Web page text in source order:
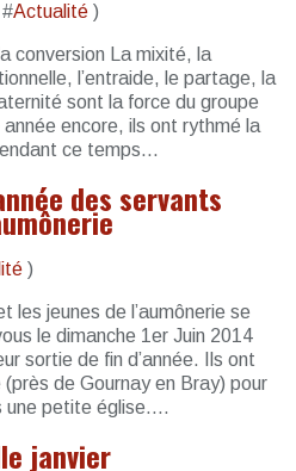
Actualité )
conversion La mixité, la
l’entraide, le partage, la
sont la force du groupe
encore, ils ont rythmé la
ce temps...
des servants
)
les jeunes de l’aumônerie se
le dimanche 1er Juin 2014
sortie de fin d’année. Ils ont
de Gournay en Bray) pour
une petite église....
janvier